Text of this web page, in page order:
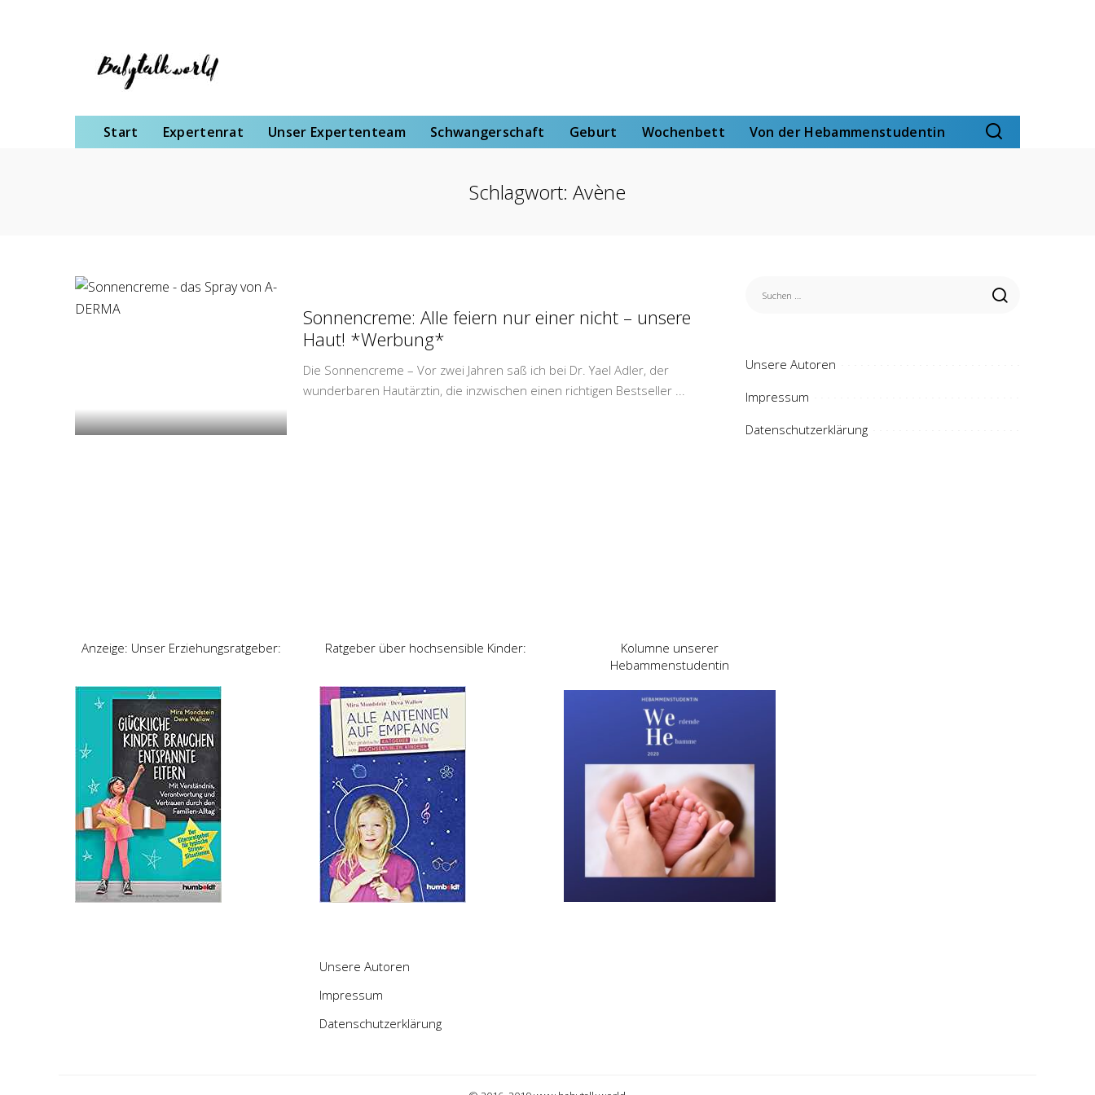
Start Expertenrat Unser Expertenteam Schwangerschaft Geburt Wochenbett Von der Hebammenstudentin
Schlagwort: Avène
Sonnencreme: Alle feiern nur einer nicht – unsere
Haut! *Werbung*
Die Sonnencreme – Vor zwei Jahren saß ich bei Dr. Yael Adler, der
wunderbaren Hautärztin, die inzwischen einen richtigen Bestseller ...
Unsere Autoren
Impressum
Datenschutzerklärung
Anzeige: Unser Erziehungsratgeber: Ratgeber über hochsensible Kinder:
Unsere Autoren
Impressum
Datenschutzerklärung
Kolumne unserer
Hebammenstudentin